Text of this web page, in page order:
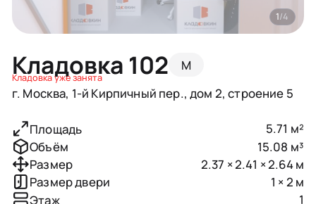
Кладовка 102 M
Кладовка уже занята
г. Москва, 1-й Кирпичный пер., дом 2, строение 5
1/4
Площадь
5.71 м²
Объём
15.08 м³
Размер
2.37 × 2.41 × 2.64 м
Размер двери
1 × 2 м
Этаж
1